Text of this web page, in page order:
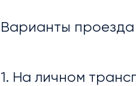
ГАЛЕРЕЯ
Варианты
1. На личном